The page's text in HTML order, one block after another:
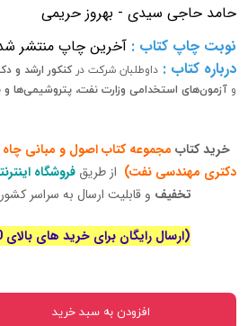
حامد حاجی سیدی - بهروز حریمی
نوبت چاپ کتاب : آخرین چاپ منتشر
درباره کتاب : داوطلبان شرکت در کنکور ارشد و
و آزمون‌های استخدامی وزارت نفت، پتروشیمی‌ها و
خرید کتاب مجموعه کتاب اصول و مبانی چاه
دکتری مهندسی نفت) از طریق فروشگاه
تخفیف و قابلیت ارسال به سراسر
(ارسال رایگان برای خرید های بالای 300 هزار تومان)
افزودن به سبد خرید